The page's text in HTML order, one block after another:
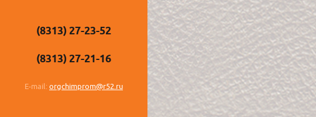
(8313) 27-23-52
(8313) 27-21-16
E-mail:orgchimprom@r52.ru